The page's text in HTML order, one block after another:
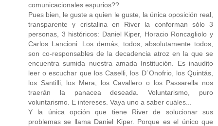
comunicacionales espurios??
Pues bien, le guste a quien le guste, la única oposición real,
transparente y cristalina en River la conforman sólo 3
personas, 3 históricos: Daniel Kiper, Horacio Roncagliolo y
Carlos Lancioni. Los demás, todos, absolutamente todos,
son co-responsables de la decadencia atroz en la que se
encuentra sumida nuestra amada Institución. Es inaudito
leer o escuchar que los Caselli, los D´Onofrio, los Quintás,
los Santilli, los Mera, los Cavallero o los Passarella nos
traerán la panacea deseada. Voluntarismo, puro
voluntarismo. E intereses. Vaya uno a saber cuáles...
Y la única opción que tiene River de solucionar sus
problemas se llama Daniel Kiper. Porque es el único que